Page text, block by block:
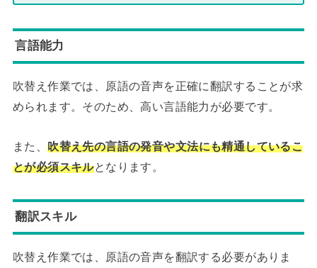
言語能力
吹替え作業では、原語の音声を正確に翻訳することが求
められます。そのため、高い言語能力が必要です。
また、吹替え先の言語の発音や文法にも精通しているこ
とが必須スキルとなります。
翻訳スキル
吹替え作業では、原語の音声を翻訳する必要がありま